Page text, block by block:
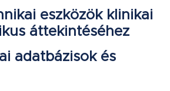
eszközök klinikai
áttekintéséhez
adatbázisok és